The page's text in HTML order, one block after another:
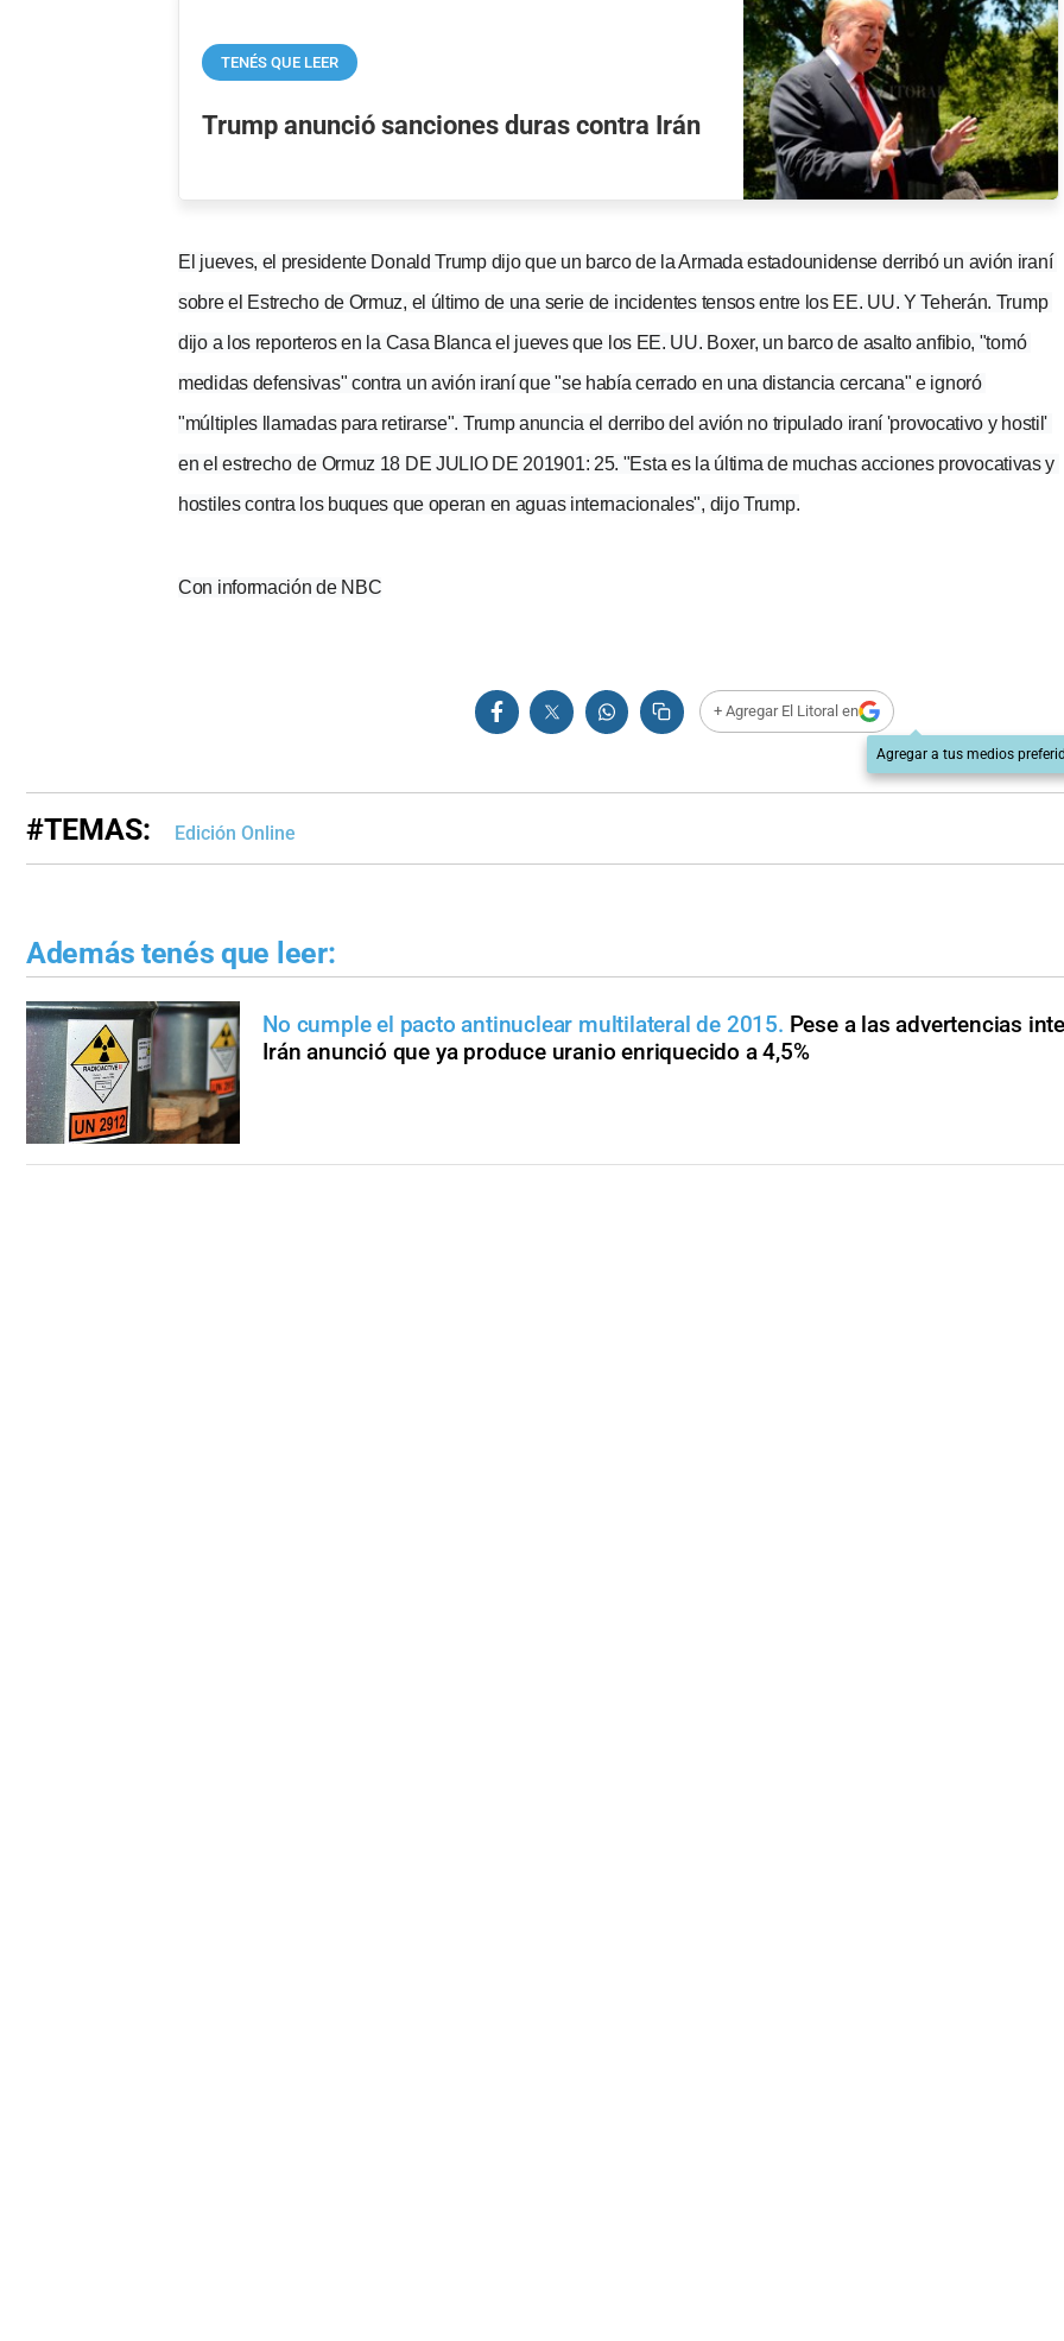
TENÉS QUE LEER
Trump anunció sanciones duras contra Irán
El jueves, el presidente Donald Trump dijo que un barco de la Armada estadounidense derribó un avión iraní
sobre el Estrecho de Ormuz, el último de una serie de incidentes tensos entre los EE. UU. Y Teherán. Trump
dijo a los reporteros en la Casa Blanca el jueves que los EE. UU. Boxer, un barco de asalto anfibio, "tomó
medidas defensivas" contra un avión iraní que "se había cerrado en una distancia cercana" e ignoró
"múltiples llamadas para retirarse". Trump anuncia el derribo del avión no tripulado iraní 'provocativo y hostil'
en el estrecho de Ormuz 18 DE JULIO DE 201901: 25. "Esta es la última de muchas acciones provocativas y
hostiles contra los buques que operan en aguas internacionales", dijo Trump.
​Con información de NBC
+ Agregar El Litoral en
Agregar a tus medios
#TEMAS: Edición Online
Además tenés que leer:
No cumple el pacto antinuclear multilateral de 2015. Pese a las advertencias
Irán anunció que ya produce uranio enriquecido a 4,5%